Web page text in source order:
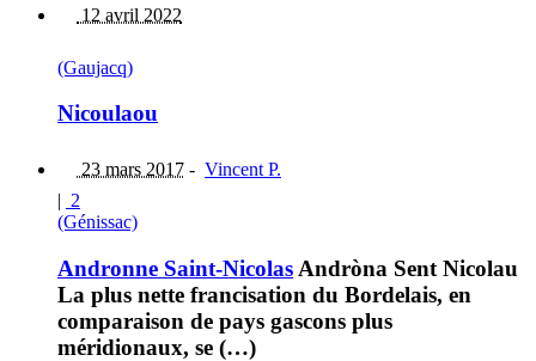
12 avril 2022
(Gaujacq)
Nicoulaou
23 mars 2017 - Vincent P.
| 2
(Génissac)
Andronne Saint-Nicolas Andròna Sent Nicolau
La plus nette francisation du Bordelais, en
comparaison de pays gascons plus
méridionaux, se (…)